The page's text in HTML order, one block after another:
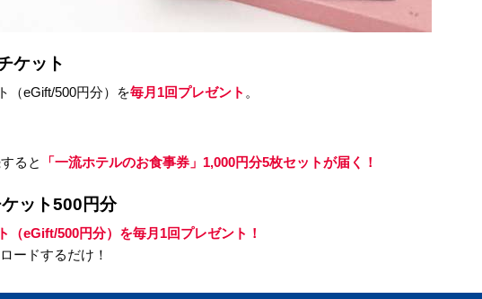
ケット
（eGift/500円分）を毎月1回プレゼント 。
ると 「一流ホテルのお食事券」1,000円分5枚セットが届く！
ット500円分
（eGift/500円分）を毎月1回プレゼント！
ードするだけ！